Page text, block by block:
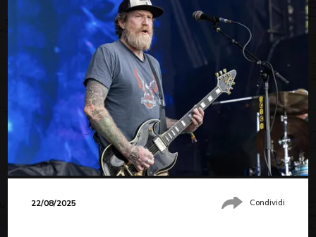
22/08/2025 Condividi